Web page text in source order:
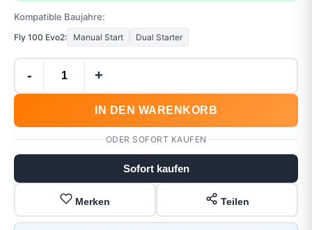
Kompatible Baujahre:
Fly 100 Evo2: Manual Start Dual Starter
- +
IN DEN WARENKORB
ODER SOFORT KAUFEN
Sofort kaufen
Merken Teilen